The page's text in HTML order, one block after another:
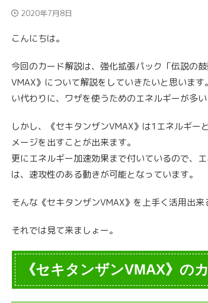
2020年7月8日
こんにちは。
今回のカード解説は、強化拡張パック「伝説の
VMAX》について解説をしていきたいと思いま
い代わりに、ワザを使うためのエネルギーが多
しかし、《セキタンザンVMAX》は1エネルギ
メージを出すことが出来ます。
更にエネルギー加速効果まで付いているので、
は、速攻性のある動きが可能となっています。
そんな《セキタンザンVMAX》を上手く活用出
それでは見て来ましょー。
《セキタンザンVMAX》の